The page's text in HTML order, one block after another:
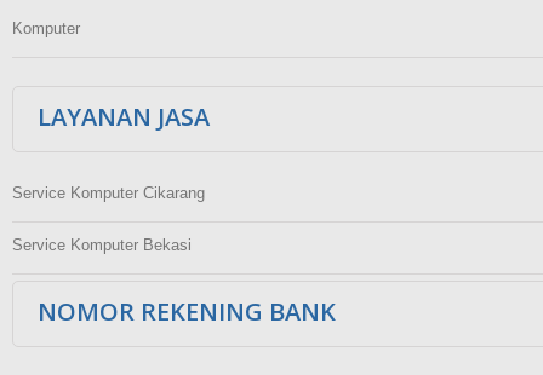
Komputer
LAYANAN JASA
Service Komputer Cikarang
Service Komputer Bekasi
NOMOR REKENING BANK